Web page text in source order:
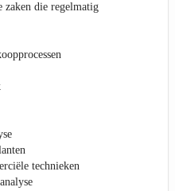
zaken die regelmatig
technieken